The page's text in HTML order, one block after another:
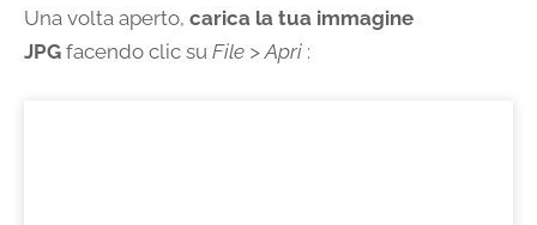
Una volta aperto, carica la tua immagine
JPG facendo clic su File > Apri :